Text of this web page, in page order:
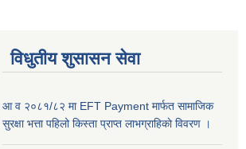
विधुतीय शुसासन सेवा
आ व २०८१/८२ मा EFT Payment मार्फत सामाजिक
सुरक्षा भत्ता पहिलो किस्ता प्राप्त लाभग्राहिकाे विवरण ।